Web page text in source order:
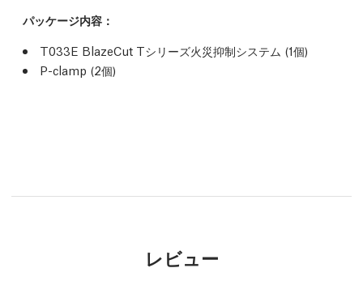
パッケージ内容：
T033E BlazeCut Tシリーズ火災抑制システム (1個)
P-clamp (2個)
レビュー